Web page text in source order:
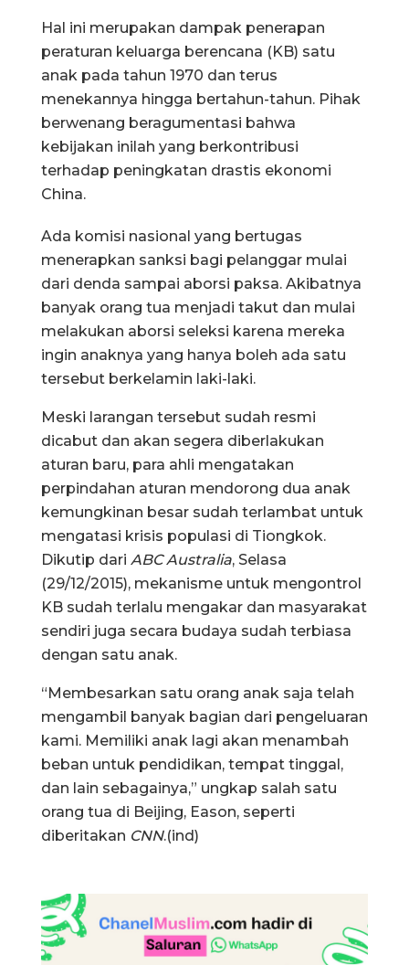
Hal ini merupakan dampak penerapan
peraturan keluarga berencana (KB) satu
anak pada tahun 1970 dan terus
menekannya hingga bertahun-tahun. Pihak
berwenang beragumentasi bahwa
kebijakan inilah yang berkontribusi
terhadap peningkatan drastis ekonomi
China.
Ada komisi nasional yang bertugas
menerapkan sanksi bagi pelanggar mulai
dari denda sampai aborsi paksa. Akibatnya
banyak orang tua menjadi takut dan mulai
melakukan aborsi seleksi karena mereka
ingin anaknya yang hanya boleh ada satu
tersebut berkelamin laki-laki.
Meski larangan tersebut sudah resmi
dicabut dan akan segera diberlakukan
aturan baru, para ahli mengatakan
perpindahan aturan mendorong dua anak
kemungkinan besar sudah terlambat untuk
mengatasi krisis populasi di Tiongkok.
Dikutip dari ABC Australia, Selasa
(29/12/2015), mekanisme untuk mengontrol
KB sudah terlalu mengakar dan masyarakat
sendiri juga secara budaya sudah terbiasa
dengan satu anak.
“Membesarkan satu orang anak saja telah
mengambil banyak bagian dari pengeluaran
kami. Memiliki anak lagi akan menambah
beban untuk pendidikan, tempat tinggal,
dan lain sebagainya,” ungkap salah satu
orang tua di Beijing, Eason, seperti
diberitakan CNN.(ind)